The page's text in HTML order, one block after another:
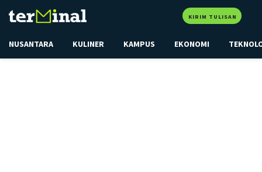
KIRIM TULISAN
NUSANTARA KULINER KAMPUS EKONOMI